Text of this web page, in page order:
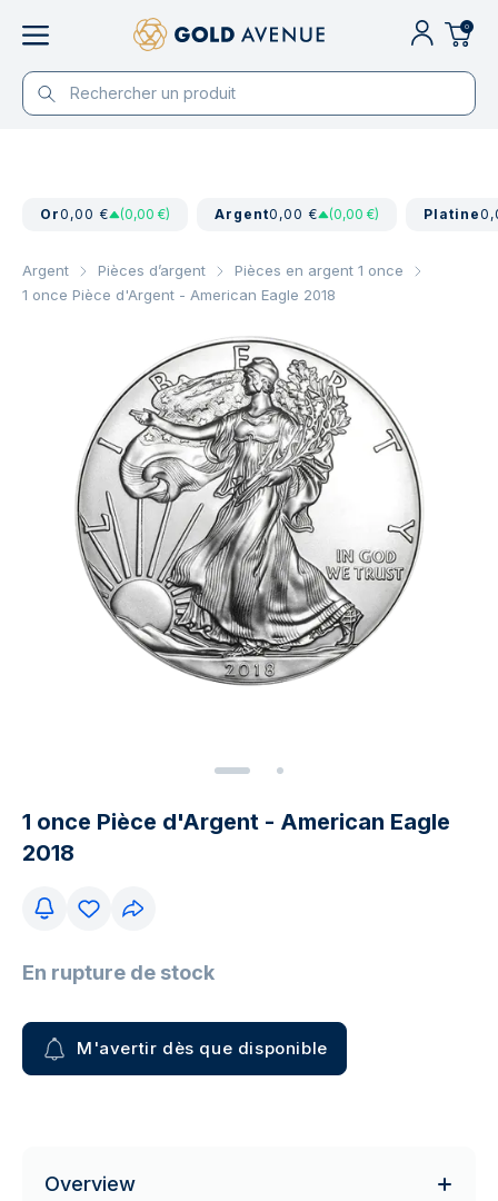
0
Or0,00 € (0,00 €) Argent0,00 € (0,00 €) Platine
Argent Pièces d’argent
Pièces en argent 1 once
1 once Pièce d'Argent - American Eagle 2018
1 once Pièce d'Argent - American Eagle
2018
En rupture de stock
M'avertir dès que disponible
Overview